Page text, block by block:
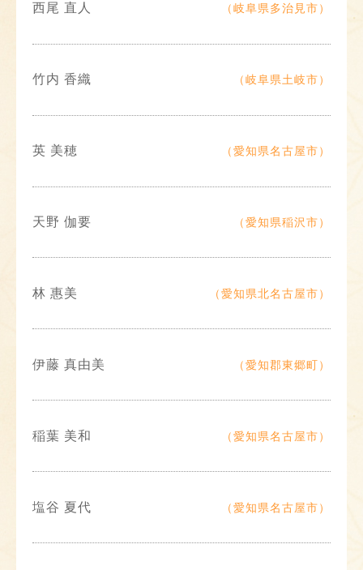
西尾 直人 （岐阜県多治見市）
竹内 香織 （岐阜県土岐市）
英 美穂 （愛知県名古屋市）
天野 伽要 （愛知県稲沢市）
林 惠美 （愛知県北名古屋市）
伊藤 真由美 （愛知郡東郷町）
稲葉 美和 （愛知県名古屋市）
塩谷 夏代 （愛知県名古屋市）